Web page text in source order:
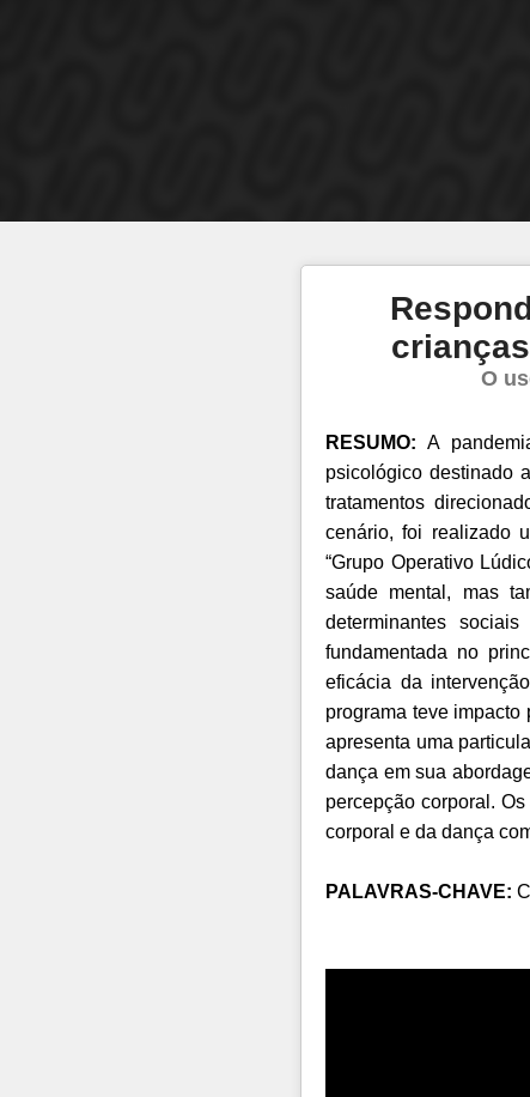
O
RESUMO: A
psicológico destinado
tratamentos
cenário, foi realizado
“Grupo Operativo
saúde mental, mas
determinantes
fundamentada no
eficácia da
programa teve
apresenta uma
dança em sua
percepção corporal.
corporal e da dança
PALAVRAS-CHAVE: